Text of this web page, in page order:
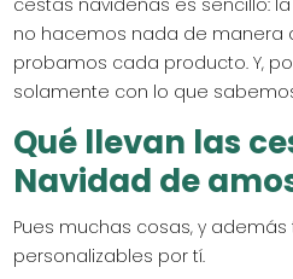
no hacemos nada de manera
probamos cada producto. Y,
solamente con lo que
Qué llevan las
Navidad de
Pues muchas cosas, y
personalizables por tí.